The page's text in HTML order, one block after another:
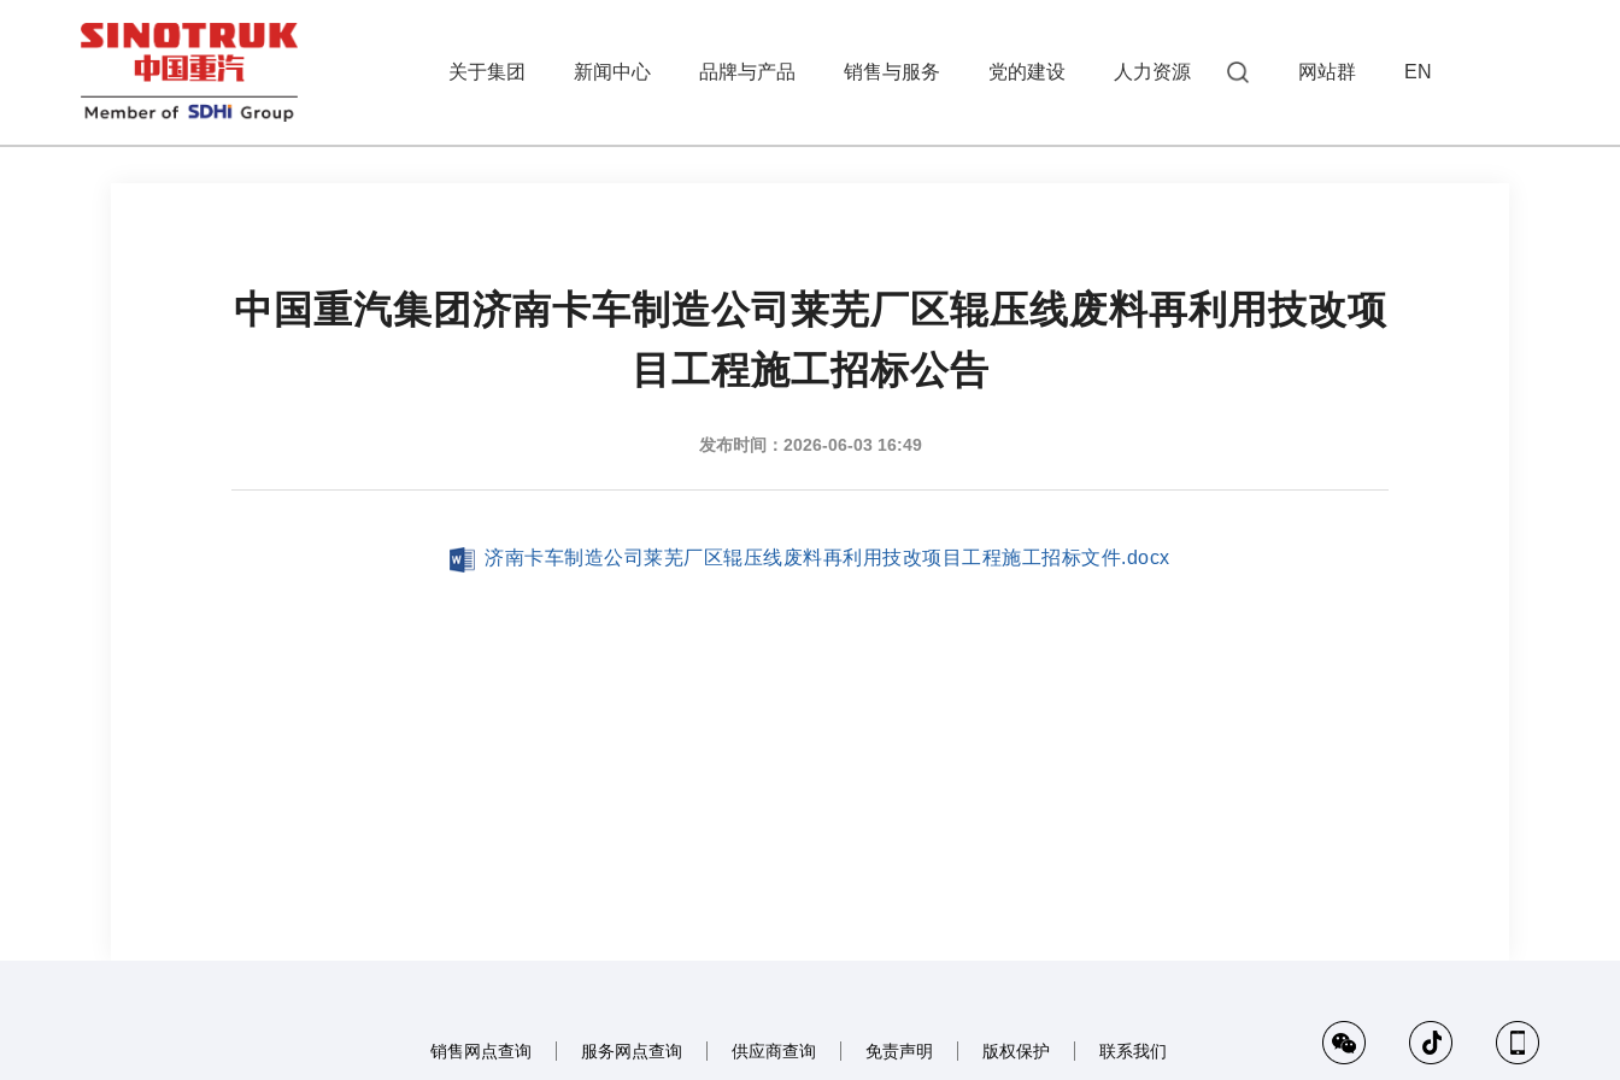
关于集团 新闻中心 品牌与产品 销售与服务 党的建设 人力资源 网站群 EN
中国重汽集团济南卡车制造公司莱芜厂区辊压线废料再利用技改项
目工程施工招标公告
发布时间：2026-06-03 16:49
济南卡车制造公司莱芜厂区辊压线废料再利用技改项目工程施工招标文件.docx
销售网点查询 服务网点查询 供应商查询 免责声明 版权保护 联系我们